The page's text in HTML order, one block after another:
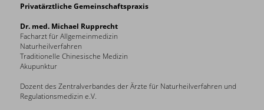
Privatärztliche Gemeinschaftspraxis
Dr. med. Michael Rupprecht
Facharzt für Allgemeinmedizin
Naturheilverfahren
Traditionelle Chinesische Medizin
Akupunktur
Dozent des Zentralverbandes der Ärzte für Naturheilverfahren und
Regulationsmedizin e.V.